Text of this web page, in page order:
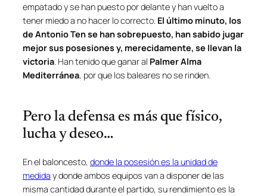
empatado y se han puesto por delante y han vuelto a
tener miedo a no hacer lo correcto. El último minuto, los
de Antonio Ten se han sobrepuesto, han sabido jugar
mejor sus posesiones y, merecidamente, se llevan la
victoria. Han tenido que ganar al Palmer Alma
Mediterránea, por que los baleares no se rinden.
Pero la defensa es más que físico,
lucha y deseo…
En el baloncesto, donde la posesión es la unidad de
mediday donde ambos equipos van a disponer de las
misma cantidad durante el partido, su rendimiento es la